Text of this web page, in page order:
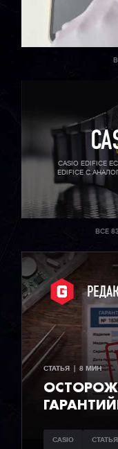
CASIO
EDIFICE С
ВСЕ
СТАТЬЯ  |  8 МИН
CASIO СТАТЬЯ